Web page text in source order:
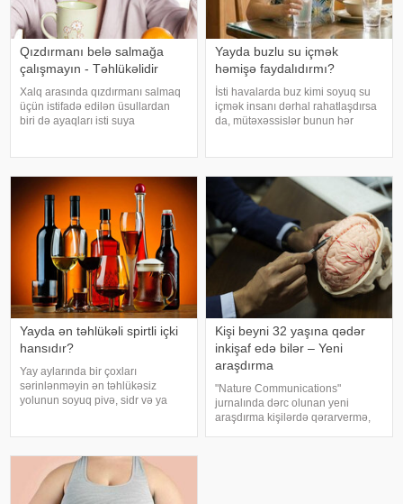
Qızdırmanı belə salmağa
çalışmayın - Təhlükəlidir
Xalq arasında qızdırmanı salmaq
üçün istifadə edilən üsullardan
biri də ayaqları isti suya
ağırlaşdıra bilər. xəbər verir ki,
yüksə
Yayda buzlu su içmək
həmişə faydalıdırmı?
İsti havalarda buz kimi soyuq su
içmək insanı dərhal rahatlaşdırsa
da, mütəxəssislər bunun hər
insanın kifayət qədə
Yayda ən təhlükəli spirtli içki
hansıdır?
Yay aylarında bir çoxları
sərinlənməyin ən təhlükəsiz
yolunun soyuq pivə, sidr və ya
az alkoqollu içkilər çox vaxt
zərərsi
Kişi beyni 32 yaşına qədər
inkişaf edə bilər – Yeni
araşdırma
"Nature Communications"
jurnalında dərc olunan yeni
araşdırma kişilərdə qərarvermə,